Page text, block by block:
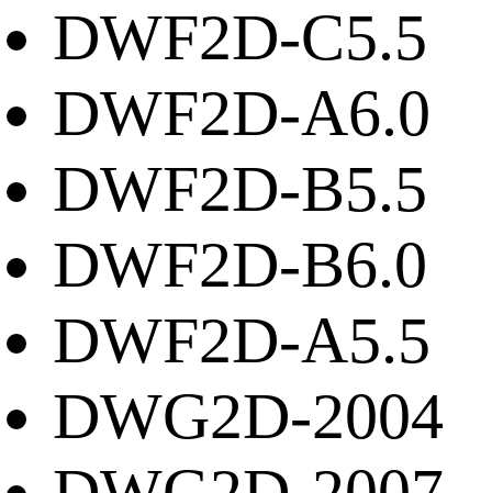
DWF2D-C5.5
DWF2D-A6.0
DWF2D-B5.5
DWF2D-B6.0
DWF2D-A5.5
DWG2D-2004